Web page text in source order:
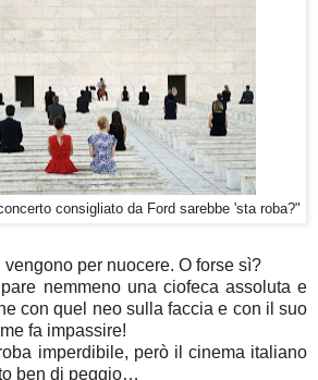
consigliato da Ford sarebbe 'sta roba?"
per nuocere. O forse sì?
nemmeno una ciofeca assoluta e
con quel neo sulla faccia e con il suo
fa impassire!
imperdibile, però il cinema italiano
ben di peggio…